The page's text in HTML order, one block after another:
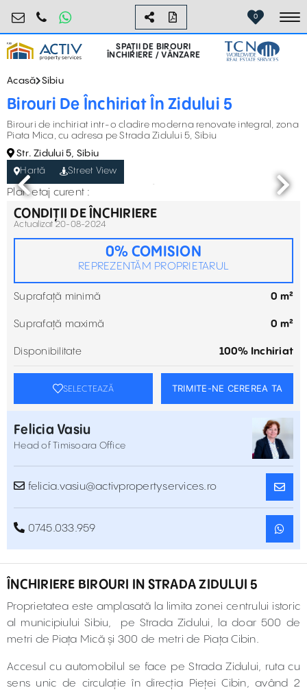
birouri@activpropertyservices.ro
0724.584.442 0
SPAȚII DE BIROURI
ÎNCHIRIERE / VÂNZARE
Acasă Sibiu
Birouri De Închiriat În Zidului 5
Birouri de inchiriat intr-o cladire moderna renovate integral, zona
Piata Mica, cu adresa pe Strada Zidului 5, Sibiu
Str. Zidului 5, Sibiu
Hartă
Street View
Plan etaj curent :
CONDIȚII DE ÎNCHIRIERE
Actualizat 20-08-2024
0% COMISION
REPREZENTĂM PROPRIETARUL
Suprafață minimă 0 m²
Suprafață maximă 0 m²
Disponibilitate 100% Inchiriat
SELECTEAZĂ TRIMITE-NE CEREREA TA
Felicia Vasiu
Head of Timisoara Office
felicia.vasiu@activpropertyservices.ro
0745.033.959
ÎNCHIRIERE BIROURI IN STRADA ZIDULUI 5
Proprietatea este amplasată la limita zonei centrului istoric
al municipiului Sibiu, pe Strada Zidului, la doar 500 de
metri de Piața Mică și 300 de metri de Piața Cibin.
Accesul cu automobilul se face pe Strada Zidului, ruta cu
sens unic de circulație în direcția Pieței Cibin, având 2